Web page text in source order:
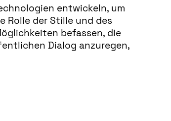
entwickeln, um
Rolle der Stille und des
befassen, die
Dialog anzuregen,